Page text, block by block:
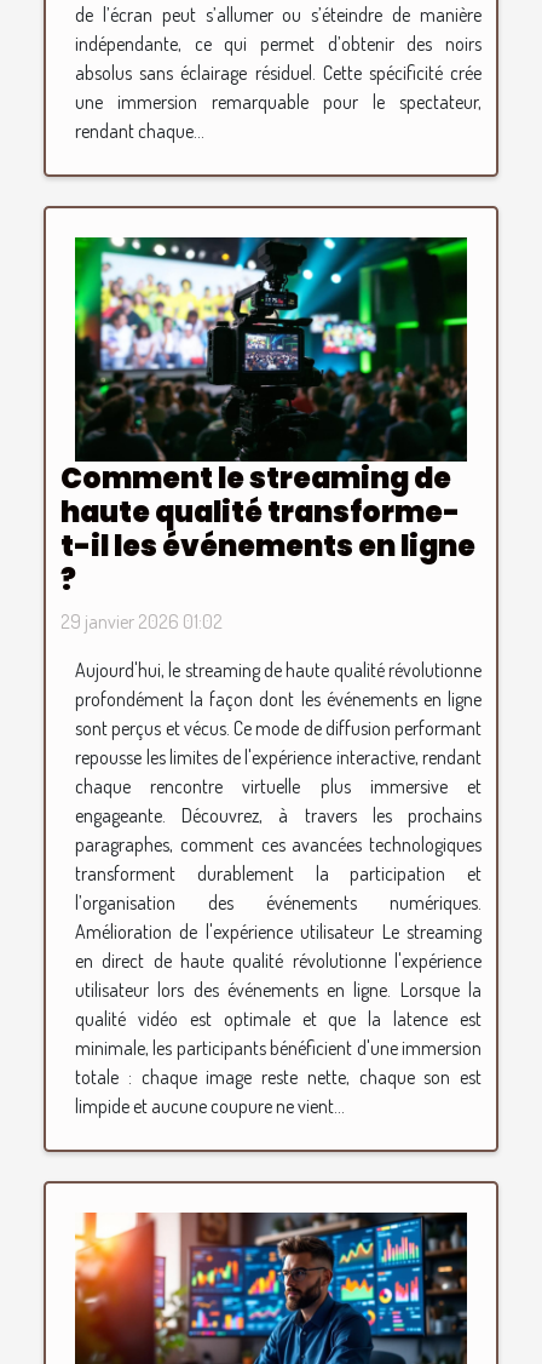
de l’écran peut s’allumer ou s’éteindre de manière
indépendante, ce qui permet d’obtenir des noirs
absolus sans éclairage résiduel. Cette spécificité crée
une immersion remarquable pour le spectateur,
rendant chaque...
Comment le streaming de
haute qualité transforme-
t-il les événements en ligne
?
29 janvier 2026 01:02
Aujourd'hui, le streaming de haute qualité révolutionne
profondément la façon dont les événements en ligne
sont perçus et vécus. Ce mode de diffusion performant
repousse les limites de l'expérience interactive, rendant
chaque rencontre virtuelle plus immersive et
engageante. Découvrez, à travers les prochains
paragraphes, comment ces avancées technologiques
transforment durablement la participation et
l’organisation des événements numériques.
Amélioration de l'expérience utilisateur Le streaming
en direct de haute qualité révolutionne l'expérience
utilisateur lors des événements en ligne. Lorsque la
qualité vidéo est optimale et que la latence est
minimale, les participants bénéficient d'une immersion
totale : chaque image reste nette, chaque son est
limpide et aucune coupure ne vient...